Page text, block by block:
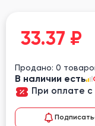
33.37 ₽
Продано: 0
В наличии есть
При оплате с